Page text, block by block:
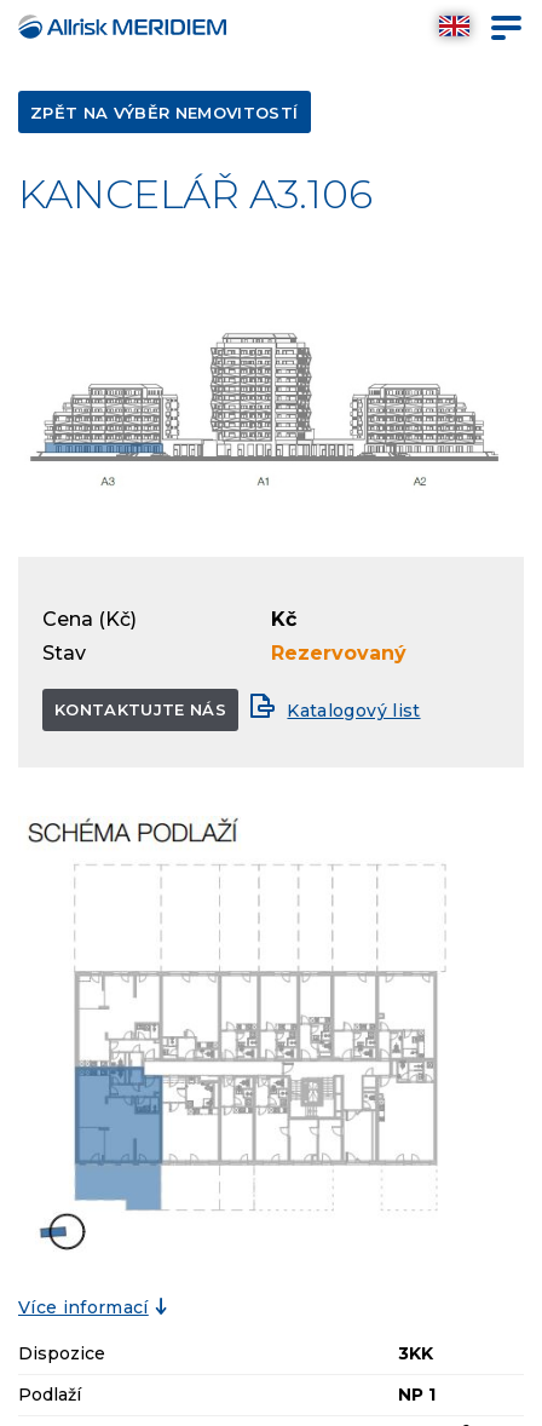
KANCELÁŘ A3.106
ZPĚT NA VÝBĚR NEMOVITOSTÍ
Cena (Kč)
Kč
Stav
Rezervovaný
KONTAKTUJTE NÁS Katalogový list
Více informací
Dispozice
3KK
Podlaží
NP 1